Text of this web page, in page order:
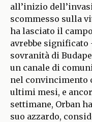
all’inizio
scommesso sulla
ha lasciato il
avrebbe
sovranità di
un canale di
nel convincimento
ultimi mesi, e
settimane, Orban
suo azzardo,